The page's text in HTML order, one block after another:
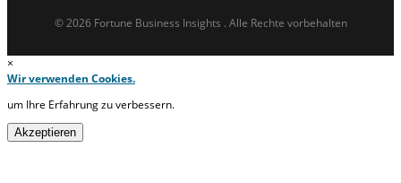
© 2026 Fortune Business Insights . Alle Rechte vorbehalten
×
Wir verwenden Cookies.
um Ihre Erfahrung zu verbessern.
Akzeptieren